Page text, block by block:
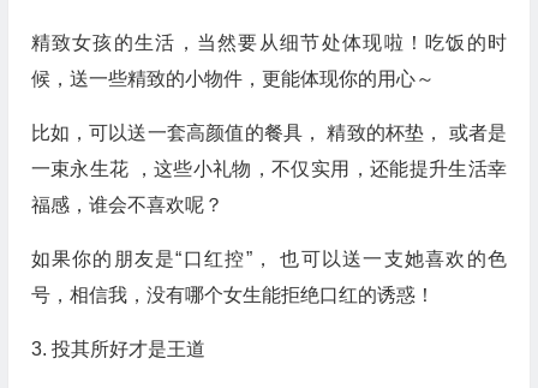
精致女孩的生活，当然要从细节处体现啦！吃饭的时
候，送一些精致的小物件，更能体现你的用心～
比如，可以送一套高颜值的餐具， 精致的杯垫， 或者是
一束永生花 ，这些小礼物，不仅实用，还能提升生活幸
福感，谁会不喜欢呢？
如果你的朋友是“口红控”， 也可以送一支她喜欢的色
号，相信我，没有哪个女生能拒绝口红的诱惑！
3. 投其所好才是王道